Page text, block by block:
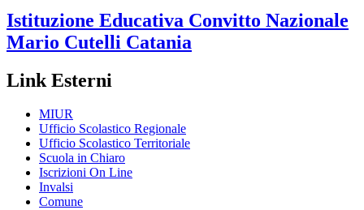
Istituzione Educativa Convitto Nazionale
Mario Cutelli Catania
Link Esterni
MIUR
Ufficio Scolastico Regionale
Ufficio Scolastico Territoriale
Scuola in Chiaro
Iscrizioni On Line
Invalsi
Comune